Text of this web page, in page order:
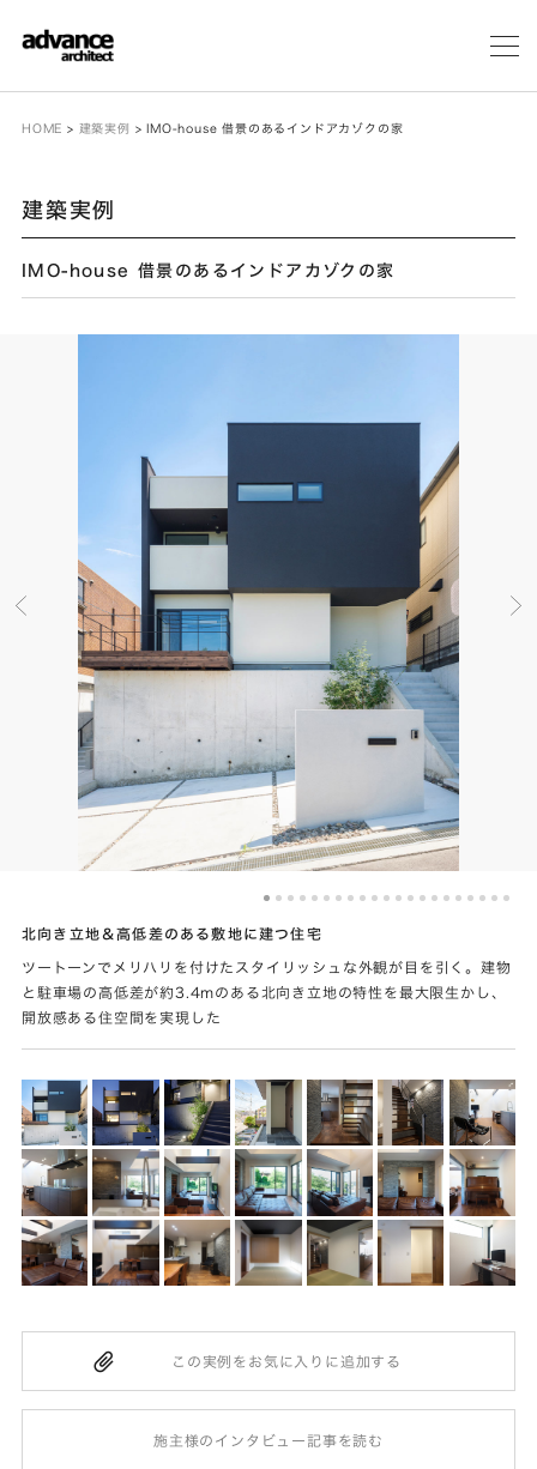
メ
HOME > 建築実例 > IMO-house 借景のあるインドアカゾクの家
建築実例
IMO-house 借景のあるインドアカゾクの家
北向き立地＆高低差のある敷地に建つ住宅
ツートーンでメリハリを付けたスタイリッシュな外観が目を引く。建物
と駐車場の高低差が約3.4mのある北向き立地の特性を最大限生かし、
開放感ある住空間を実現した
施主様のインタビュー記事を読む